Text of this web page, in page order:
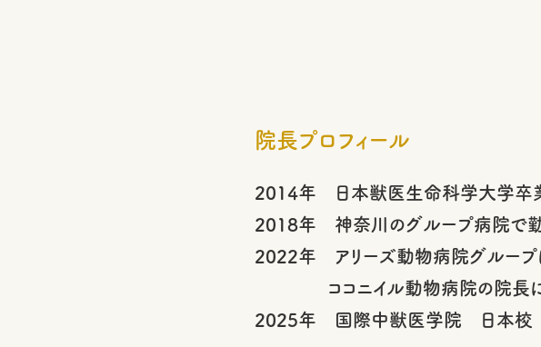
院長プロフィール
2014年 日本獣医生命科学大学卒
2018年 神奈川のグループ病院で勤
2022年 アリーズ動物病院グルー
ココニイル動物病院の院長
2025年 国際中獣医学院 日本